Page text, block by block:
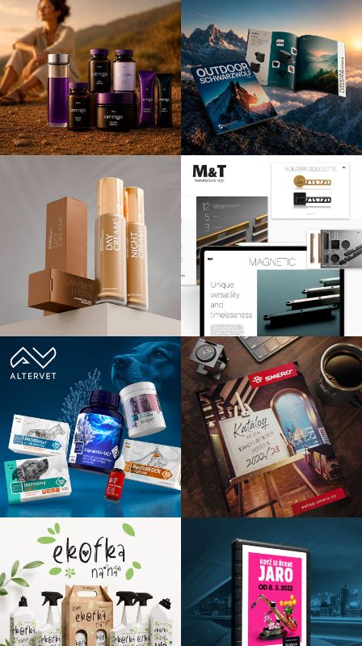
Nastavení světel, póza, ostření, hledáček a bum! Vyletěl
ptáček.
Tak jednoduché to není, ale náš tým se popere se vším, rádi
fotíme produktové věci, ale přidáme k tomu i portréty a
sem tam si střihneme nějaké to promo video.
Jste stydlivý, máte trému, bojíte se focení? Naši kluci mají
velký smysl pro humor, který pomůže uvolnit atmosféru a
zachytit to nejlepší.
Vlastníme fotoateliér, který je plně vybaven, tak nás přijde
grafika
Idea je pro nás základ. I ten nejšílenější nápad si zaslouží
Vaši pozornost a pokus o realizaci.
Pokud si nevíte rady nebo jste na pochybách, tak od toho
je tu náš grafik, který se toho chopí – on totiž ví, ikdyž vy
nevíte. Baví nás hledat řešení, nad svou prací přemýšlíme a
děláme ji jak nejlépe umíme.
Rádi na sobě makáme a díky Vám se posouváme dál.